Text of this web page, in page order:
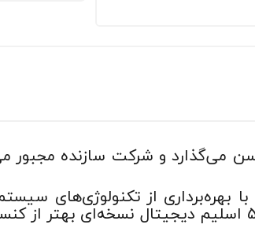
سن ‌می‌گذارد و شرکت سازنده مجبور
بهره‌برداری از تکنولوژی‌های
شیک‌تر آن می‌شوند. پلی استیشن 5 اسلیم دیجیتال